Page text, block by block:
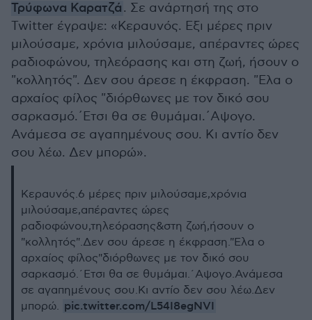
Τρύφωνα Καρατζά. Σε ανάρτησή της στο
Twitter έγραψε: «Κεραυνός. Εξι μέρες πριν
μιλούσαμε, χρόνια μιλούσαμε, απέραντες ώρες
ραδιοφώνου, τηλεόρασης και στη ζωή, ήσουν ο
"κολλητός". Δεν σου άρεσε η έκφραση. "Ελα ο
αρχαίος φίλος "διόρθωνες με τον δικό σου
σαρκασμό.΄Ετσι θα σε θυμάμαι.΄Αψογο.
Ανάμεσα σε αγαπημένους σου. Κι αντίο δεν
σου λέω. Δεν μπορώ».
Κεραυνός.6 μέρες πριν μιλούσαμε,χρόνια
μιλούσαμε,απέραντες ώρες
ραδιοφώνου,τηλεόρασης&στη ζωή,ήσουν ο
"κολλητός".Δεν σου άρεσε η έκφραση."Ελα ο
αρχαίος φίλος"διόρθωνες με τον δικό σου
σαρκασμό.΄Ετσι θα σε θυμάμαι.΄Αψογο.Ανάμεσα
σε αγαπημένους σου.Κι αντίο δεν σου λέω.Δεν
μπορώ. pic.twitter.com/L54I8egNVI